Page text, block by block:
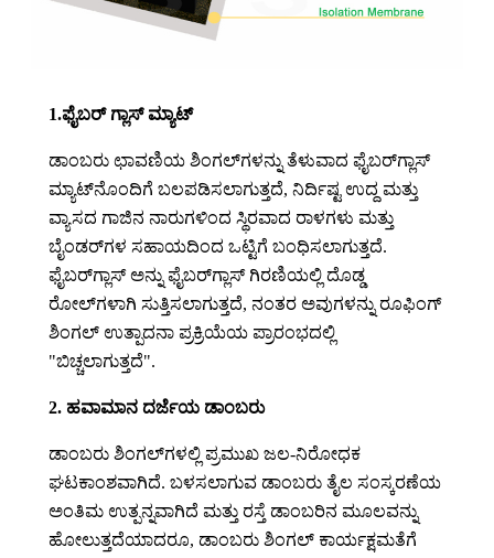
1.ಫೈಬರ್ ಗ್ಲಾಸ್ ಮ್ಯಾಟ್
ಡಾಂಬರು ಛಾವಣಿಯ ಶಿಂಗಲ್‌ಗಳನ್ನು ತೆಳುವಾದ ಫೈಬರ್‌ಗ್ಲಾಸ್
ಮ್ಯಾಟ್‌ನೊಂದಿಗೆ ಬಲಪಡಿಸಲಾಗುತ್ತದೆ, ನಿರ್ದಿಷ್ಟ ಉದ್ದ ಮತ್ತು
ವ್ಯಾಸದ ಗಾಜಿನ ನಾರುಗಳಿಂದ ಸ್ಥಿರವಾದ ರಾಳಗಳು ಮತ್ತು
ಬೈಂಡರ್‌ಗಳ ಸಹಾಯದಿಂದ ಒಟ್ಟಿಗೆ ಬಂಧಿಸಲಾಗುತ್ತದೆ.
ಫೈಬರ್‌ಗ್ಲಾಸ್ ಅನ್ನು ಫೈಬರ್‌ಗ್ಲಾಸ್ ಗಿರಣಿಯಲ್ಲಿ ದೊಡ್ಡ
ರೋಲ್‌ಗಳಾಗಿ ಸುತ್ತಿಸಲಾಗುತ್ತದೆ, ನಂತರ ಅವುಗಳನ್ನು ರೂಫಿಂಗ್
ಶಿಂಗಲ್ ಉತ್ಪಾದನಾ ಪ್ರಕ್ರಿಯೆಯ ಪ್ರಾರಂಭದಲ್ಲಿ
"ಬಿಚ್ಚಲಾಗುತ್ತದೆ".
2. ಹವಾಮಾನ ದರ್ಜೆಯ ಡಾಂಬರು
ಡಾಂಬರು ಶಿಂಗಲ್‌ಗಳಲ್ಲಿ ಪ್ರಮುಖ ಜಲ-ನಿರೋಧಕ
ಘಟಕಾಂಶವಾಗಿದೆ. ಬಳಸಲಾಗುವ ಡಾಂಬರು ತೈಲ ಸಂಸ್ಕರಣೆಯ
ಅಂತಿಮ ಉತ್ಪನ್ನವಾಗಿದೆ ಮತ್ತು ರಸ್ತೆ ಡಾಂಬರಿನ ಮೂಲವನ್ನು
ಹೋಲುತ್ತದೆಯಾದರೂ, ಡಾಂಬರು ಶಿಂಗಲ್ ಕಾರ್ಯಕ್ಷಮತೆಗೆ